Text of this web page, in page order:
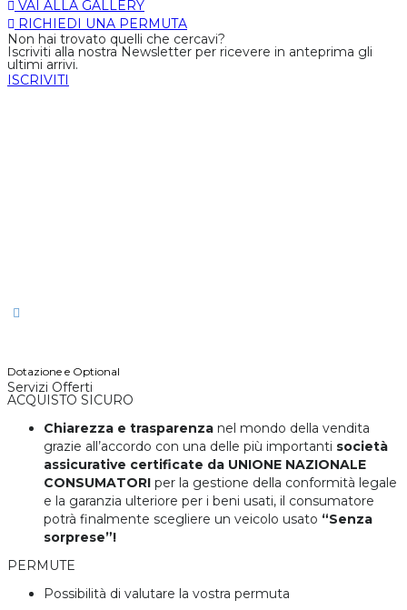
VAI ALLA GALLERY
RICHIEDI UNA PERMUTA
Non hai trovato quelli che cercavi?
Iscriviti alla nostra Newsletter per ricevere in anteprima gli
ultimi arrivi.
ISCRIVITI
Dotazione e Optional
Servizi Offerti
ACQUISTO SICURO
Chiarezza e trasparenza nel mondo della vendita
grazie all’accordo con una delle più importanti società
assicurative certificate da UNIONE NAZIONALE
CONSUMATORI per la gestione della conformità legale
e la garanzia ulteriore per i beni usati, il consumatore
potrà finalmente scegliere un veicolo usato “Senza
sorprese”!
PERMUTE
Possibilità di valutare la vostra permuta